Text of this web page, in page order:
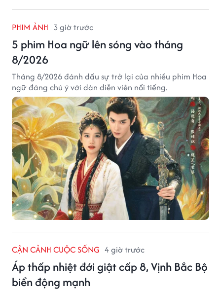
PHIM ẢNH 3 giờ trước
5 phim Hoa ngữ lên sóng vào tháng
8/2026
Tháng 8/2026 đánh dấu sự trở lại của nhiều phim Hoa
ngữ đáng chú ý với dàn diễn viên nổi tiếng.
CẬN CẢNH CUỘC SỐNG 4 giờ trước
Áp thấp nhiệt đới giật cấp 8, Vịnh Bắc Bộ
biển động mạnh